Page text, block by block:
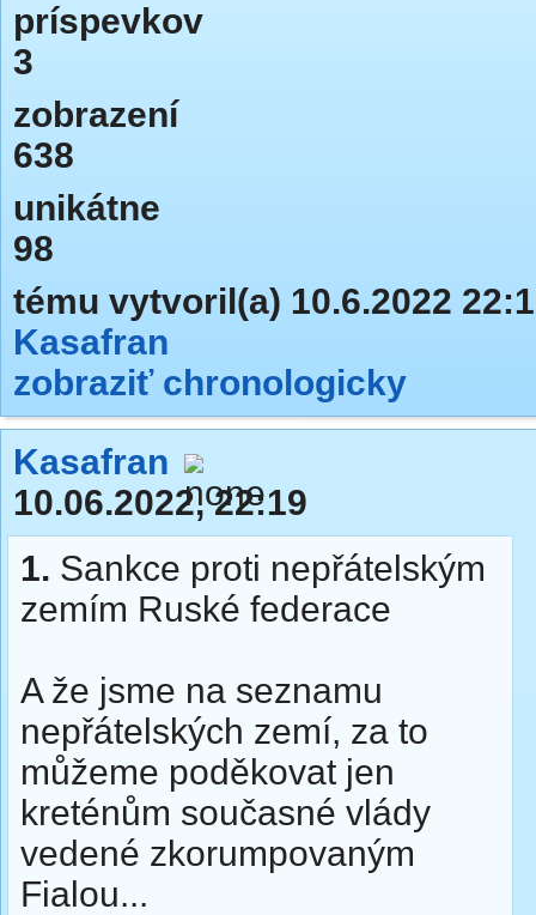
príspevkov
3
zobrazení
638
unikátne
98
tému vytvoril(a) 10.6.2022
Kasafran
zobraziť chronologicky
Kasafran
10.06.2022, 22:19
1. Sankce proti nepřátelským
zemím Ruské federace
A že jsme na seznamu
nepřátelských zemí, za to
můžeme poděkovat jen
kreténům současné vlády
vedené zkorumpovaným
Fialou...